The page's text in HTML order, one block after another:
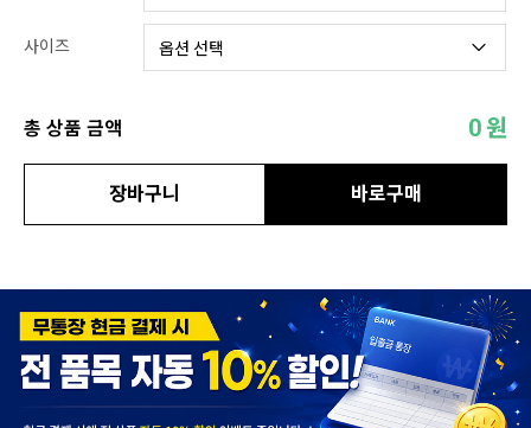
사이즈
총 상품 금액 0원
장바구니 바로구매